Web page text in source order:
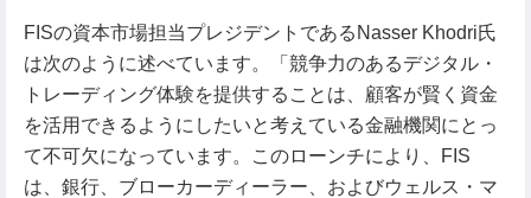
FISの資本市場担当プレジデントであるNasser Khodri氏
は次のように述べています。「競争力のあるデジタル・
トレーディング体験を提供することは、顧客が賢く資金
を活用できるようにしたいと考えている金融機関にとっ
て不可欠になっています。このローンチにより、FIS
は、銀行、ブローカーディーラー、およびウェルス・マ